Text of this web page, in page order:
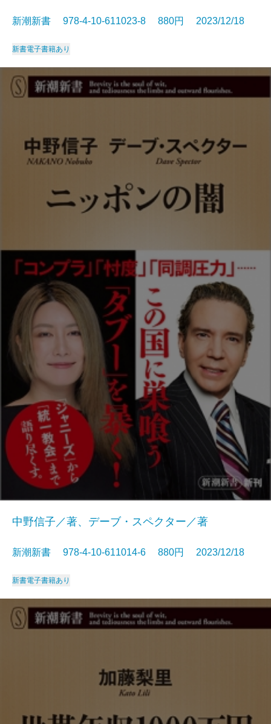
新潮新書 978-4-10-611023-8 880円 2023/12/18
新書電子書籍あり
中野信子／著、デーブ・スペクター／著
新潮新書 978-4-10-611014-6 880円 2023/12/18
新書電子書籍あり